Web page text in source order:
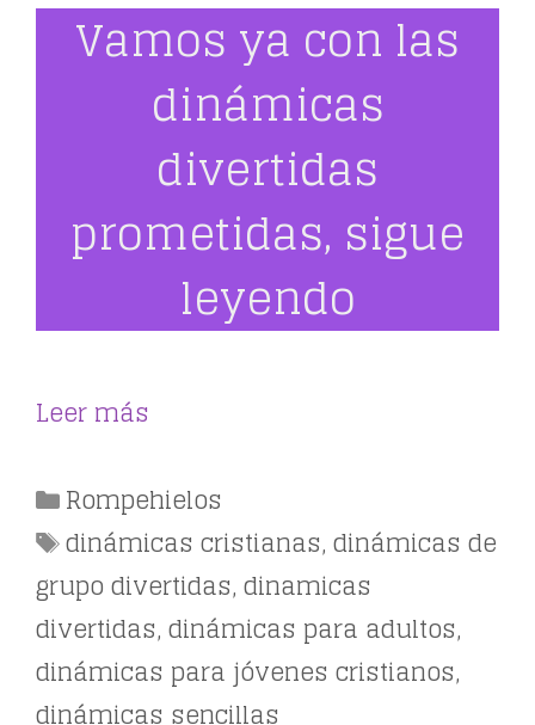
Vamos ya con las
dinámicas
divertidas
prometidas, sigue
leyendo
Leer más
Categorías
Rompehielos
Etiquetas
dinámicas cristianas,dinámicas de
grupo divertidas,dinamicas
divertidas,dinámicas para adultos,
dinámicas para jóvenes cristianos,
dinámicas sencillas